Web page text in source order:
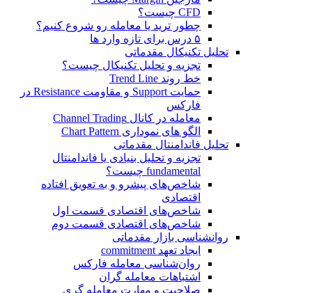
CFD چیست؟
چطور ترید یا معامله رو شروع کنیم؟
۵ درس برای تازه وارد ها
تحلیل تکنیکال مقدماتی
تجزیه و تحلیل تکنیکال چیست؟
خط روند Trend Line
حمایت Support و مقاومت Resistance در
فارکس
معامله در کانال Channel Trading
الگو های نموداری Chart Pattern
تحلیل فاندامنتال مقدماتی
تجزیه و تحلیل بنیادی یا فاندامنتال
fundamental چیست؟
شاخص‌های پیشرو و به تعویق افتاده
اقتصادی
شاخص‌های اقتصادی قسمت اول
شاخص‌های اقتصادی قسمت دوم
روانشناسی بازار مقدماتی
ایجاد تعهد commitment
روان‌شناسی معامله فارکس
اشتباهات معامله گران
صلاحیت و مهارت معامله گری